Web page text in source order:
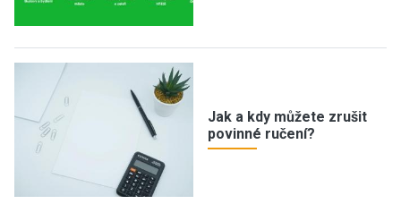
Jak a kdy můžete zrušit
povinné ručení?